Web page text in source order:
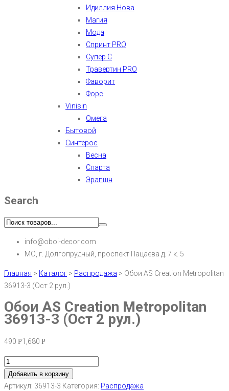
Идиллия Нова
Магия
Мода
Спринт PRO
Супер С
Травертин PRO
Фаворит
Форс
Vinisin
Омега
Бытовой
Синтерос
Весна
Спарта
Эрапшн
Search
info@oboi-decor.com
МО, г. Долгопрудный, проспект Пацаева д. 7 к. 5
Главная > Каталог > Распродажа > Обои AS Creation Metropolitan
36913-3 (Ост 2 рул.)
Обои AS Creation Metropolitan
36913-3 (Ост 2 рул.)
490 Р1,680 Р
Добавить в корзину
Артикул: 36913-3 Категория: Распродажа